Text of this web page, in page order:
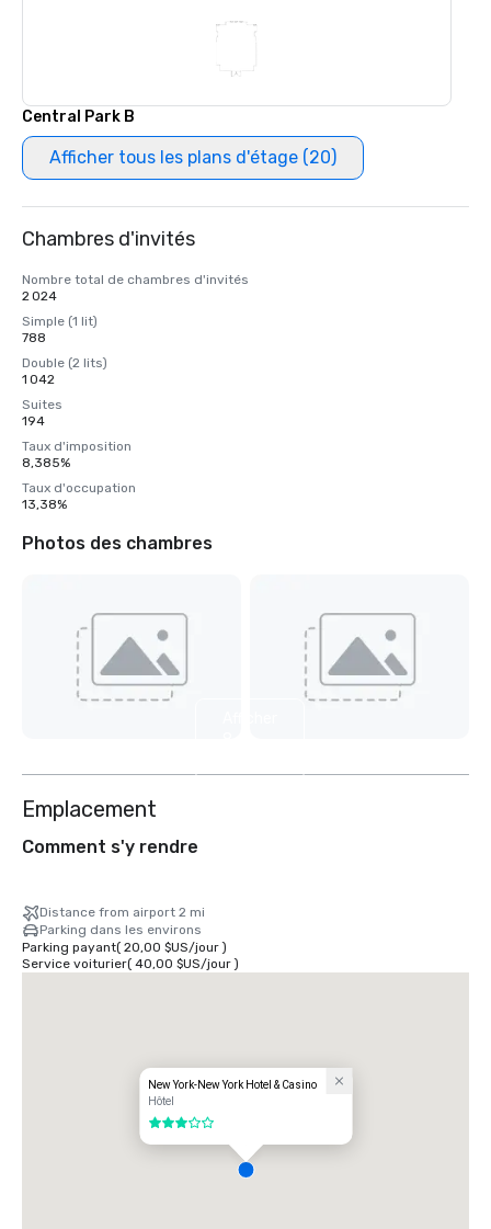
Central Park B
Afficher tous les plans d'étage (20)
Chambres d'invités
Nombre total de chambres d'invités
2 024
Simple (1 lit)
788
Double (2 lits)
1 042
Suites
194
Taux d'imposition
8,385%
Taux d'occupation
13,38%
Photos des chambres
Emplacement
Comment s'y rendre
Distance from airport 2 mi
Parking dans les environs
Parking payant( 20,00 $US/jour)
Service voiturier( 40,00 $US/jour)
New York-New York Hotel & Casino
Hôtel
3 sur 5